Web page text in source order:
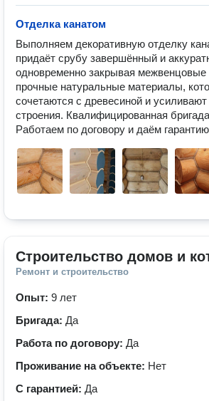
Отделка канатом
Выполняем декоративную отделку
придаёт срубу завершённый и
одновременно закрывая
прочные натуральные материалы,
сочетаются с древесиной и усиливают
строения. Квалифицированная
Работаем по договору и даём
Строительство домов и
Ремонт и строительство
Опыт: 9 лет
Бригада: Да
Работа по договору: Да
Проживание на объекте: Нет
С гарантией: Да